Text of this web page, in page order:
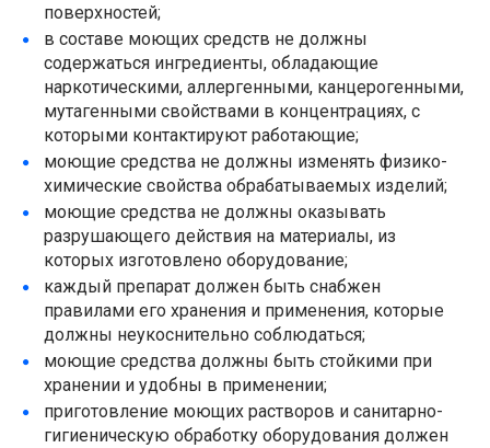
поверхностей;
в составе моющих средств не должны
содержаться ингредиенты, обладающие
наркотическими, аллергенными, канцерогенными,
мутагенными свойствами в концентрациях, с
которыми контактируют работающие;
моющие средства не должны изменять физико-
химические свойства обрабатываемых изделий;
моющие средства не должны оказывать
разрушающего действия на материалы, из
которых изготовлено оборудование;
каждый препарат должен быть снабжен
правилами его хранения и применения, которые
должны неукоснительно соблюдаться;
моющие средства должны быть стойкими при
хранении и удобны в применении;
приготовление моющих растворов и санитарно-
гигиеническую обработку оборудования должен